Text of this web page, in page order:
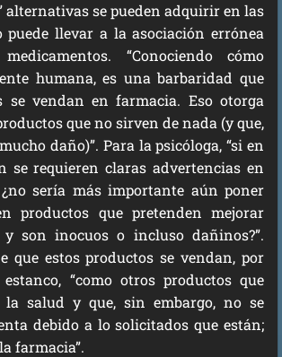
alternativas se pueden adquirir en las
puede llevar a la asociación errónea
“Conociendo cómo
humana, es una barbaridad que
se vendan en farmacia. Eso otorga
que no sirven de nada (y que,
daño)”. Para la psicóloga, “si en
se requieren claras advertencias en
sería más importante aún poner
productos que pretenden mejorar
son inocuos o incluso dañinos?”.
que estos productos se vendan, por
“como otros productos que
salud y que, sin embargo, no se
debido a lo solicitados que están;
farmacia”.